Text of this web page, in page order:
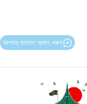
আপনার মতামত প্রদান করুন